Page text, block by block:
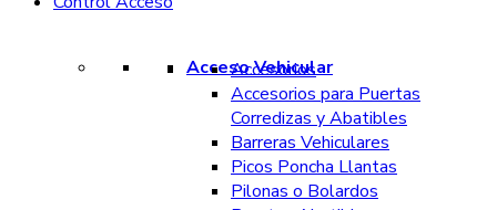
Acceso Vehicular
Accesorios
Accesorios para Puertas
Corredizas y Abatibles
Barreras Vehiculares
Picos Poncha Llantas
Pilonas o Bolardos